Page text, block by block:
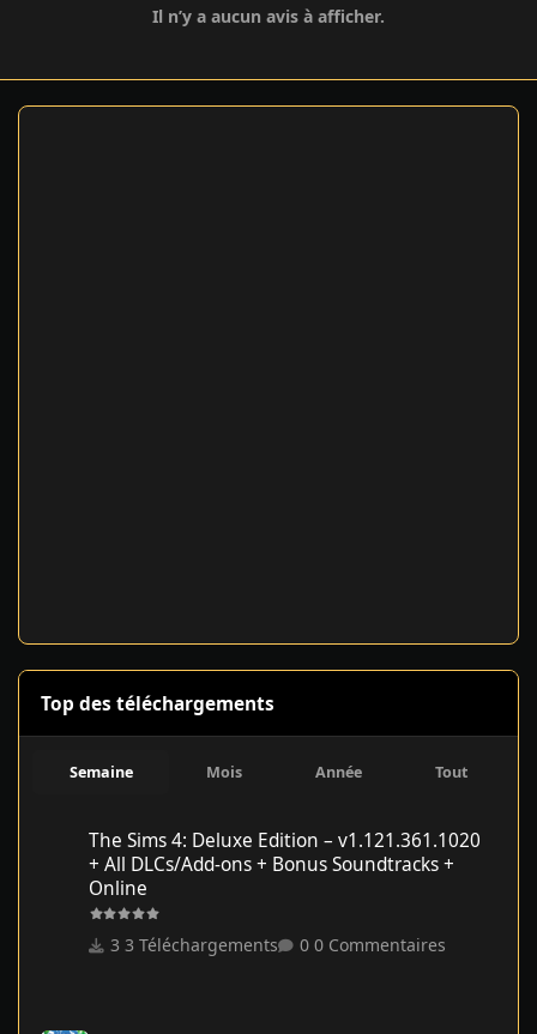
Il n’y a aucun avis à afficher.
Top des téléchargements
Semaine Mois Année Tout
The Sims 4: Deluxe Edition – v1.121.361.1020
+ All DLCs/Add-ons + Bonus Soundtracks +
Online
3 Téléchargements 0 Commentaires